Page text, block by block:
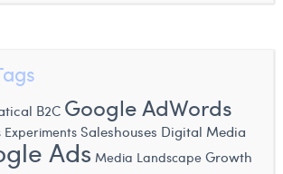
B2C Google AdWords
Saleshouses Digital Media
Ads Media Landscape Growth